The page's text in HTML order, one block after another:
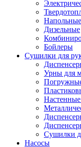
Дизельные
Бойлеры
Сушилки для
Урны для
Сушилки
Насосы